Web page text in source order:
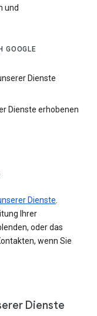
und
GOOGLE
Dienste
Dienste erhobenen
Dienste
Ihrer
oder das
wenn Sie
Dienste